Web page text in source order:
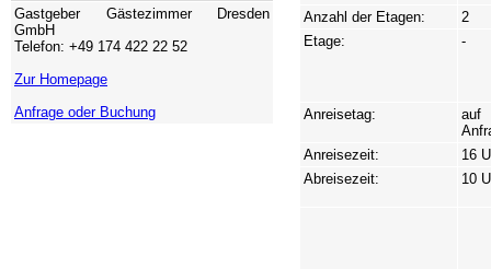
Gastgeber Gästezimmer Dresden
GmbH
Telefon: +49 174 422 22 52
Zur Homepage
Anfrage oder Buchung
Anzahl der Etagen:
2
Etage:
-
Anreisetag:
auf
Anreisezeit:
16
Abreisezeit:
10